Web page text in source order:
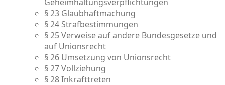
Geheimhaltungsverpflichtungen
§ 23 Glaubhaftmachung
§ 24 Strafbestimmungen
§ 25 Verweise auf andere Bundesgesetze und
auf Unionsrecht
§ 26 Umsetzung von Unionsrecht
§ 27 Vollziehung
§ 28 Inkrafttreten